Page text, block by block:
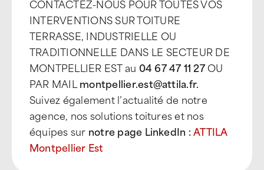
CONTACTEZ-NOUS POUR TOUTES VOS
INTERVENTIONS SUR TOITURE
TERRASSE, INDUSTRIELLE OU
TRADITIONNELLE DANS LE SECTEUR DE
MONTPELLIER EST au 04 67 47 11 27OU
PAR MAIL montpellier.est@attila.fr.
Suivez également l’actualité de notre
agence, nos solutions toitures et nos
équipes sur notre page LinkedIn :ATTILA
Montpellier Est